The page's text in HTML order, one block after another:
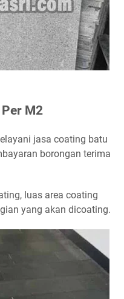
M2
jasa coating batu
borongan terima
luas area coating
yang akan dicoating.